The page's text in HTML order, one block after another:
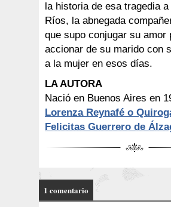
la historia de esa tragedia
Ríos, la abnegada
que supo conjugar su
accionar de su marido con
a la mujer en esos días.
LA AUTORA
Nació en Buenos Aires en
Lorenza Reynafé o
Felicitas Guerrero de
1 comentario